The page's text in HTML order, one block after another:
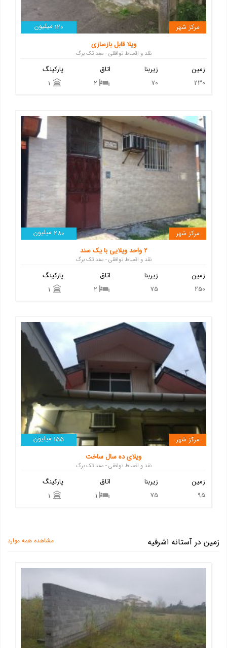
120 میلیون
مرکز شهر
ویلا قابل بازسازی
نقد و اقساط توافقی - سند تک برگ
پارکینگ
اتاق
2
زیربنا
70
زمین
230
280 میلیون
مرکز شهر
۲ واحد ویلایی با یک سند
نقد و اقساط توافقی - سند تک برگ
پارکینگ
اتاق
2
زیربنا
75
زمین
250
155 میلیون
مرکز شهر
ویلای ده سال ساخت
نقد و اقساط توافقی - سند تک برگ
پارکینگ
اتاق
1
زیربنا
75
زمین
95
زمین در آستانه اشرفیه مشاهده همه موارد